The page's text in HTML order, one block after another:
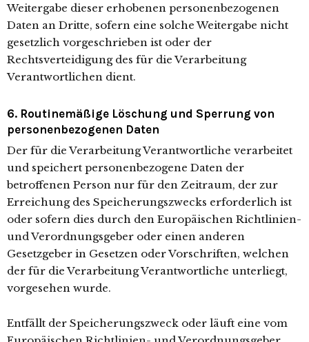
Weitergabe dieser erhobenen personenbezogenen
Daten an Dritte, sofern eine solche Weitergabe nicht
gesetzlich vorgeschrieben ist oder der
Rechtsverteidigung des für die Verarbeitung
Verantwortlichen dient.
6. Routinemäßige Löschung und Sperrung von
personenbezogenen Daten
Der für die Verarbeitung Verantwortliche verarbeitet
und speichert personenbezogene Daten der
betroffenen Person nur für den Zeitraum, der zur
Erreichung des Speicherungszwecks erforderlich ist
oder sofern dies durch den Europäischen Richtlinien-
und Verordnungsgeber oder einen anderen
Gesetzgeber in Gesetzen oder Vorschriften, welchen
der für die Verarbeitung Verantwortliche unterliegt,
vorgesehen wurde.
Entfällt der Speicherungszweck oder läuft eine vom